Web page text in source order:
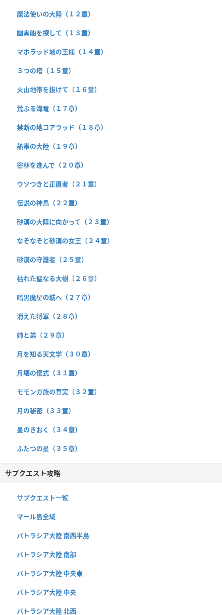
魔法使いの大陸（１２章）
幽霊船を探して（１３章）
マホラッド城の王様（１４章）
３つの塔（１５章）
火山地帯を抜けて（１６章）
荒ぶる海竜（１７章）
禁断の地コアラッド（１８章）
熱帯の大陸（１９章）
密林を進んで（２０章）
ウソつきと正直者（２１章）
伝説の神鳥（２２章）
砂漠の大陸に向かって（２３章）
なぞなぞと砂漠の女王（２４章）
砂漠の守護者（２５章）
枯れた聖なる大樹（２６章）
暗黒魔星の城へ（２７章）
消えた将軍（２８章）
姉と弟（２９章）
月を知る天文学（３０章）
月壊の儀式（３１章）
モモンガ族の真実（３２章）
月の秘密（３３章）
星のきおく（３４章）
ふたつの星（３５章）
サブクエスト攻略
サブクエスト一覧
マール島全域
バトラシア大陸 南西半島
バトラシア大陸 南部
バトラシア大陸 中央東
バトラシア大陸 中央
バトラシア大陸 北西